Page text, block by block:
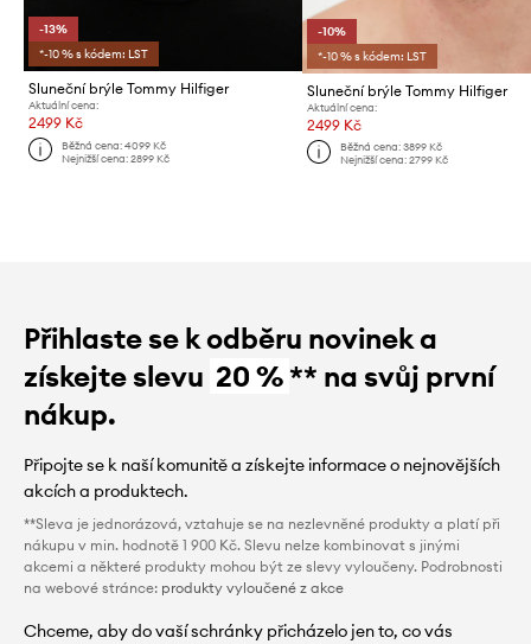
-13%
*-10 % s kódem: LST
Sluneční brýle Tommy Hilfiger
Aktuální cena:
2499 Kč
Běžná cena:4099 Kč
Nejnižší cena:2899 Kč
-10%
*-10 % s kódem: LST
Sluneční brýle Tommy Hilfiger
Aktuální cena:
2499 Kč
Běžná cena: 3899 Kč
Nejnižší cena: 2799 Kč
Přihlaste se k odběru novinek a
získejte slevu 20 %** na svůj první
nákup.
Připojte se k naší komunitě a získejte informace o nejnovějších
akcích a produktech.
**Sleva je jednorázová, vztahuje se na nezlevněné produkty a platí při
nákupu v min. hodnotě 1 900 Kč. Slevu nelze kombinovat s jinými
akcemi a některé produkty mohou být ze slevy vyloučeny. Podrobnosti
na webové stránce: produkty vyloučené z akce
Chceme, aby do vaší schránky přicházelo jen to, co vás